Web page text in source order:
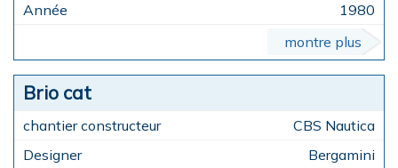
1980
montre plus
Brio cat
CBS Nautica
Bergamini